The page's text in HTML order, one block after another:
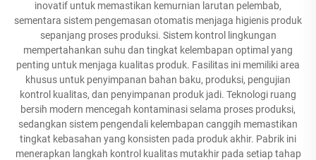
inovatif untuk memastikan kemurnian larutan pelembab,
sementara sistem pengemasan otomatis menjaga higienis produk
sepanjang proses produksi. Sistem kontrol lingkungan
mempertahankan suhu dan tingkat kelembapan optimal yang
penting untuk menjaga kualitas produk. Fasilitas ini memiliki area
khusus untuk penyimpanan bahan baku, produksi, pengujian
kontrol kualitas, dan penyimpanan produk jadi. Teknologi ruang
bersih modern mencegah kontaminasi selama proses produksi,
sedangkan sistem pengendali kelembapan canggih memastikan
tingkat kebasahan yang konsisten pada produk akhir. Pabrik ini
menerapkan langkah kontrol kualitas mutakhir pada setiap tahap